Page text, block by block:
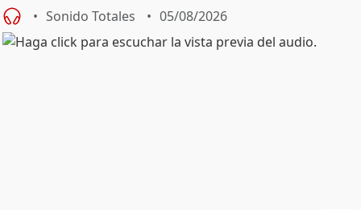
Sonido Totales 05/08/2026